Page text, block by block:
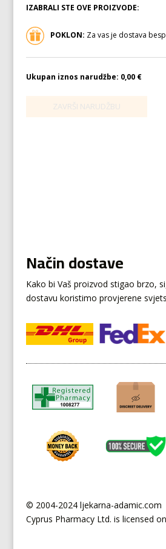
IZABRALI STE OVE PROIZVODE:
POKLON: Za vas je dostava
Ukupan iznos narudžbe: 0,00 €
Način dostave
Kako bi Vaš proizvod stigao brzo,
dostavu koristimo provjerene
© 2004-2024 ljekarna-adamic.com
Cyprus Pharmacy Ltd. is licensed